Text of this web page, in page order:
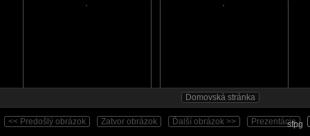
Domovská stránka
<< Predošlý obrázok Zatvor obrázok Ďalší obrázok >> Prezentáciasfpg
[2014]